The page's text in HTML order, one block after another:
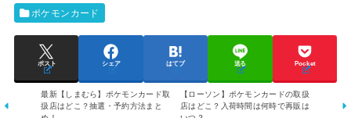
ポケモンカード
ポスト シェア はてブ 送る Pocket
最新【しまむら】ポケモンカード取
扱店はどこ？抽選・予約方法まと
【ローソン】ポケモンカードの取扱
店はどこ？入荷時間は何時で再販は